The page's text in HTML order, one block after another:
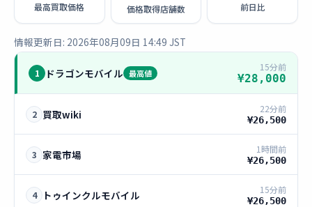
最高買取価格 価格取得店舗数 前日比
情報更新日: 2026年08月09日 14:49 JST
1 ドラゴンモバイル 最高値
15分前
¥28,000
2 買取wiki 22分前
¥26,500
3 家電市場 1時間前
¥26,500
4 トゥインクルモバイル 15分前
¥26,500